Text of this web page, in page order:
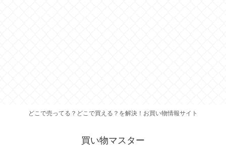
どこで売ってる？どこで買える？を解決！お買い物情報サイト
買い物マスター